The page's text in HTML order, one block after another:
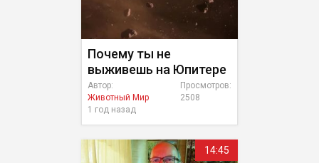
Почему ты не
выживешь на Юпитере
Просмотров:
2508
Автор:
Животный Мир
1 год назад
14:45